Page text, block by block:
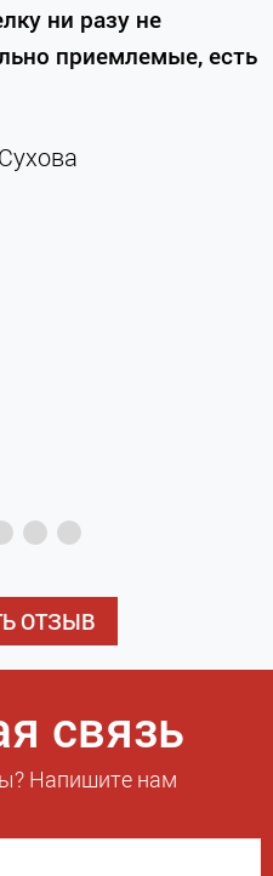
ни разу не
приемлемые, есть
ОТЗЫВ
связь
Напишите нам